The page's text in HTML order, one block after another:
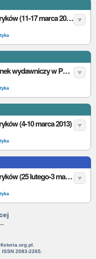
Program telewizyjny dla historyków (11-17 marca 2013)
Salon książki historycznej. Rynek wydawniczy w Polsce: grudzień 2012 r.
(4-10 marca 2013)
Program telewizyjny dla historyków (25 lutego-3 marca 2013)
2083-2265.